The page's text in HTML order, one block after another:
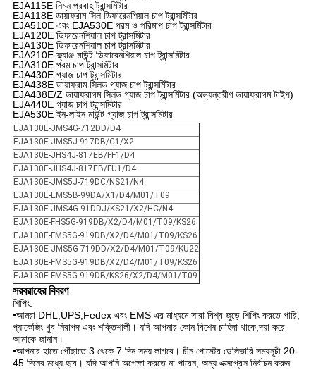
EJA115E নিম্ন প্রবাহ ট্রান্সমিটার
EJA118E ডায়াফ্রাম সিল ডিফারেনশিয়াল চাপ ট্রান্সমিটার
EJA510E এবং EJA530E পরম ও পরিমাপ চাপ ট্রান্সমিটার
EJA120E ডিফারেনশিয়াল চাপ ট্রান্সমিটার
EJA130E ডিফারেনশিয়াল চাপ ট্রান্সমিটার
EJA210E ফ্ল্যাঞ্জ মাউন্ট ডিফারেনশিয়াল চাপ ট্রান্সমিটার
EJA310E পরম চাপ ট্রান্সমিটার
EJA430E গ্যাজ চাপ ট্রান্সমিটার
EJA438E ডায়াফ্রাম সিলড গ্যাজ চাপ ট্রান্সমিটার
EJA438E/Z ডায়াফ্রাগম সিলড গ্যাজ চাপ ট্রান্সমিটার (অভ্যন্তরীণ ডায়াফ্রাগম টাইপ)
EJA440E গ্যাজ চাপ ট্রান্সমিটার
EJA530E ইন-লাইন মাউন্ট গ্যাজ চাপ ট্রান্সমিটার
EJA130E-JMS4G-712DD/D4
EJA130E-JMS5J-917DB/C1/X2
EJA130E-JHS4J-817EB/FF1/D4
EJA130E-JHS4J-817EB/FU1/D4
EJA130E-JMS5J-719DC/NS21/N4
EJA130E-EMS5B-99DA/X1/D4/M01/T09
EJA130E-JMS4G-91DDJ/KS21/X2/HC/N4
EJA130E-FHS5G-919DB/X2/D4/M01/T09/KS26
EJA130E-FMS5G-919DB/X2/D4/M01/T09/KS26
EJA130E-JMS5G-719DD/X2/D4/M01/T09/KU22
EJA130E-FMS5G-919DB/X2/D4/M01/T09/KS26
EJA130E-FMS5G-919DB/KS26/X2/D4/M01/T09
সরবরাহের বিবরণ
শিপিং:
•আমরা DHL,UPS,Fedex এবং EMS এর মাধ্যমে সারা বিশ্ব জুড়ে শিপিং করতে পারি,
প্যাকেজিং খুব নিরাপদ এবং শক্তিশালী। যদি আপনার কোন বিশেষ চাহিদা থাকে,দয়া করে
আমাকে জানান।
•আপনার হাতে পৌঁছাতে 3 থেকে 7 দিন সময় লাগবে। চীন পোস্টের ডেলিভারি সময়সূচী 20-
45 দিনের মধ্যে হবে। যদি আপনি অপেক্ষা করতে না পারেন, অন্য এক্সপ্রেস নির্বাচন করুন